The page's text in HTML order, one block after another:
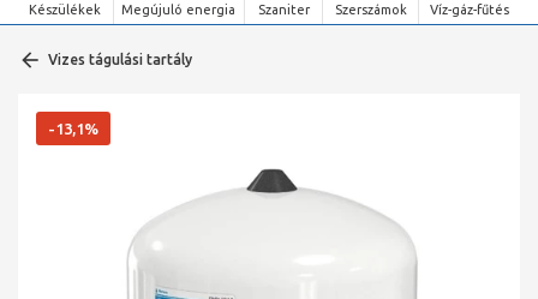
Készülékek Megújuló energia Szaniter Szerszámok Víz-gáz-fűtés
Vizes tágulási tartály
-13,1%